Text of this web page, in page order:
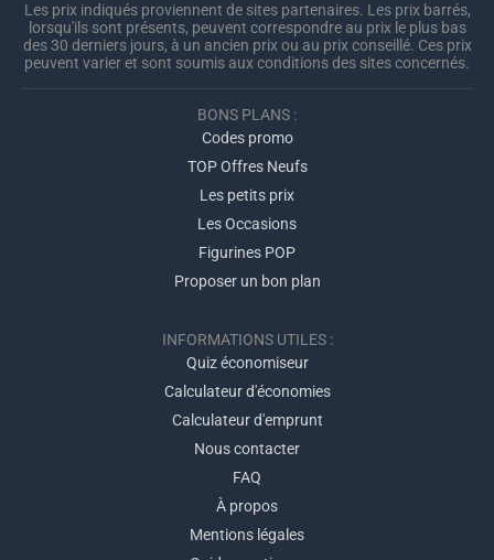
Les prix indiqués proviennent de sites partenaires. Les prix barrés,
lorsqu'ils sont présents, peuvent correspondre au prix le plus bas
des 30 derniers jours, à un ancien prix ou au prix conseillé. Ces prix
peuvent varier et sont soumis aux conditions des sites concernés.
BONS PLANS :
Codes promo
TOP Offres Neufs
Les petits prix
Les Occasions
Figurines POP
Proposer un bon plan
INFORMATIONS UTILES :
Quiz économiseur
Calculateur d'économies
Calculateur d'emprunt
Nous contacter
FAQ
À propos
Mentions légales